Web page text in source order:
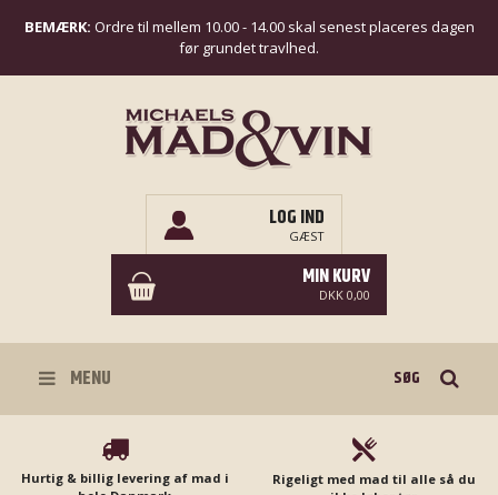
BEMÆRK: Ordre til mellem 10.00 - 14.00 skal senest placeres dagen
før grundet travlhed.
LOG IND
GÆST
MIN KURV
DKK 0,00
MENU
Hurtig & billig levering af mad i
Rigeligt med mad til alle så du